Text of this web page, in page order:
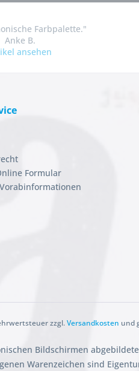
Farbpalette."
Anke B.
ansehen
Formular
zzgl.Versandkosten und
Bildschirmen
Warenzeichen sind